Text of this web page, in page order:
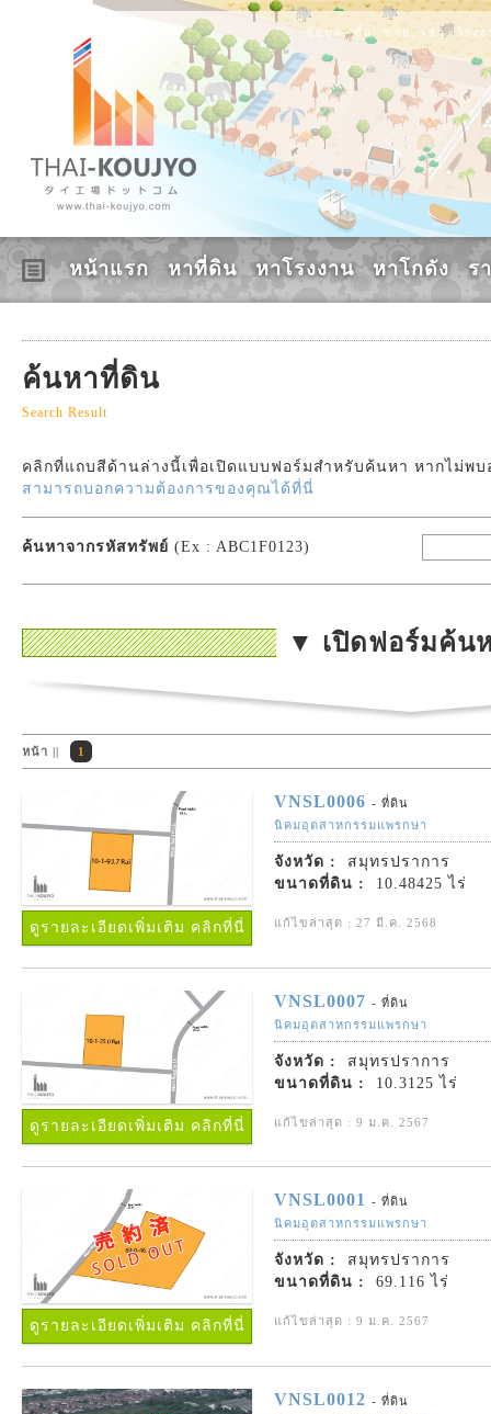
ข้อมูล, ซื้อ, ขาย, เช่า, โรง
หน้าแรก หาที่ดิน หาโรงงาน หาโกดัง ร
ค้นหาที่ดิน
Search Result
คลิกที่แถบสีด้านล่างนี้เพื่อเปิดแบบฟอร์มสำหรับค้นหา หากไม่พ
สามารถบอกความต้องการของคุณได้ที่นี่
ค้นหาจากรหัสทรัพย์ (Ex : ABC1F0123)
▼ เปิดฟอร์มค้น
หน้า || 1
ดูรายละเอียดเพิ่มเติม คลิกที่นี่
VNSL0006 - ที่ดิน
นิคมอุตสาหกรรมแพรกษา
จังหวัด :
สมุทรปราการ
ขนาดที่ดิน :
10.48425 ไร่
แก้ไขล่าสุด : 27 มี.ค. 2568
ดูรายละเอียดเพิ่มเติม คลิกที่นี่
VNSL0007 - ที่ดิน
นิคมอุตสาหกรรมแพรกษา
จังหวัด :
สมุทรปราการ
ขนาดที่ดิน :
10.3125 ไร่
แก้ไขล่าสุด : 9 ม.ค. 2567
ดูรายละเอียดเพิ่มเติม คลิกที่นี่
VNSL0001
- ที่ดิน
นิคมอุตสาหกรรมแพรกษา
จังหวัด :
สมุทรปราการ
ขนาดที่ดิน :
69.116 ไร่
แก้ไขล่าสุด : 9 ม.ค. 2567
VNSL0012 - ที่ดิน